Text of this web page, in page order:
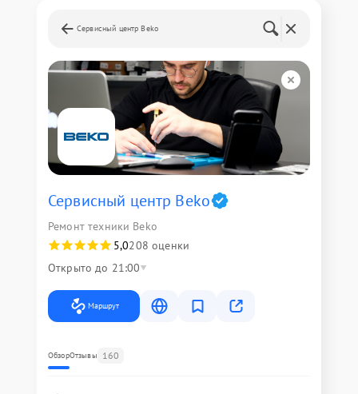
Сервисный центр Beko
Сервисный центр Beko
Ремонт техники Beko
5,0208 оценки
Открыто до 21:00
Маршрут
ОбзорОтзывы 160